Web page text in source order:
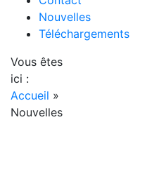
Nouvelles
Téléchargements
Vous êtes
ici :
Accueil »
Nouvelles